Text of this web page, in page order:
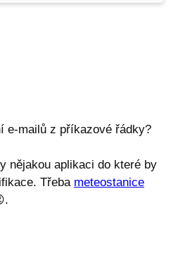
e-mailů z příkazové řádky?
nějakou aplikaci do které by
Třeba meteostanice
.